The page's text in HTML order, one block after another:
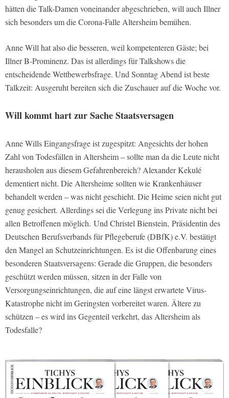
hätten die Talk-Damen voneinander abgeschrieben, will auch Illner
sich besonders um die Corona-Falle Altersheim bemühen.
Anne Will hat also die besseren, weil kompetenteren Gäste; bei
Illner B-Prominenz. Das ist allerdings für Talkshows die
entscheidende Wettbewerbsfrage. Und Sonntag Abend ist beste
Talkzeit: Ausgeruht bereiten sich die Zuschauer auf die Woche vor.
Will kommt hart zur Sache Staatsversagen
Anne Wills Eingangsfrage ist zugespitzt: Angesichts der hohen
Zahl von Todesfällen in Altersheim – sollte man da die Leute nicht
herausholen aus diesem Gefahrenbereich? Alexander Kekulé
dementiert nicht. Die Altersheime sollten wie Krankenhäuser
behandelt werden – was nicht geschieht. Die Heime seien nicht gut
genug gesichert. Allerdings sei die Verlegung ins Private nicht bei
allen Betroffenen möglich. Und Christel Bienstein, Präsidentin des
Deutschen Berufsverbands für Pflegeberufe (DBfK) e.V. bestätigt
den Mangel an Schutzeinrichtungen. Es ist die Offenbarung eines
besonderen Staatsversagens: Gerade die Gruppen, die besonders
geschützt werden müssen, sitzen in der Falle von
Versorgungseinrichtungen, die auf eine längst erwartete Virus-
Katastrophe nicht im Geringsten vorbereitet waren. Ältere zu
schützen – es wird ins Gegenteil verkehrt, das Altersheim als
Todesfalle?